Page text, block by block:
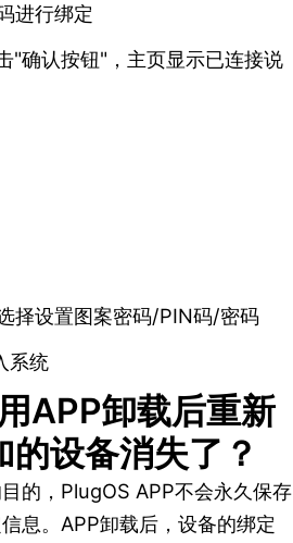
进行绑定
"确认按钮"，主页显示已连接说
择设置图案密码/PIN码/密码
系统
APP卸载后重新
设备消失了？
的，PlugOS APP不会永久保存
息。APP卸载后，设备的绑定